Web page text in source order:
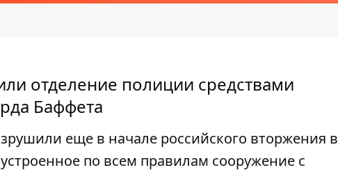
отделение полиции средствами
Баффета
еще в начале российского вторжения в
по всем правилам сооружение с